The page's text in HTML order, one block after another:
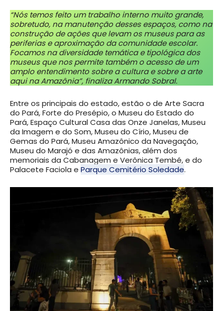
“Nós temos feito um trabalho interno muito grande,
sobretudo, na manutenção desses espaços, como na
construção de ações que levam os museus para as
periferias e aproximação da comunidade escolar.
Focamos na diversidade temática e tipológica dos
museus que nos permite também o acesso de um
amplo entendimento sobre a cultura e sobre a arte
aqui na Amazônia”, finaliza Armando Sobral.
Entre os principais do estado, estão o de Arte Sacra
do Pará, Forte do Presépio, o Museu do Estado do
Pará, Espaço Cultural Casa das Onze Janelas, Museu
da Imagem e do Som, Museu do Círio, Museu de
Gemas do Pará, Museu Amazônico da Navegação,
Museu do Marajó e das Amazônias, além dos
memoriais da Cabanagem e Verônica Tembé, e do
Palacete Faciola e Parque Cemitério Soledade.